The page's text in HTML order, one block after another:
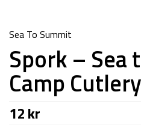
Sea To Summit
Spork – Sea
Camp
12kr